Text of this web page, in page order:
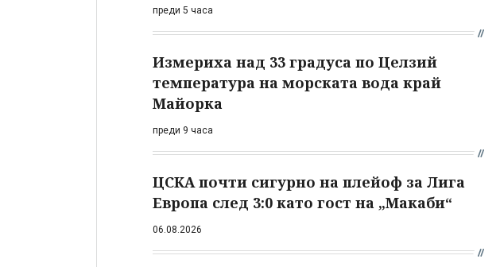
преди 5 часа
Измериха над 33 градуса по Целзий
температура на морската вода край
Майорка
преди 9 часа
ЦСКА почти сигурно на плейоф за Лига
Европа след 3:0 като гост на „Макаби“
06.08.2026